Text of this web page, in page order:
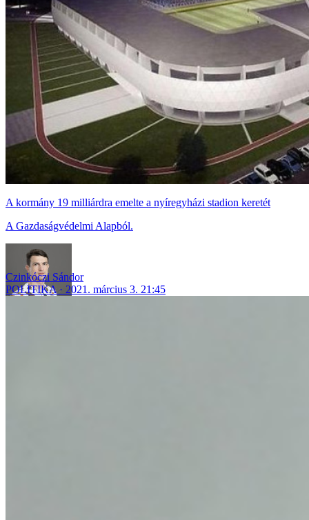
A kormány 19 milliárdra emelte a nyíregyházi stadion keretét
A Gazdaságvédelmi Alapból.
Czinkóczi Sándor
POLITIKA
2021. március 3. 21:45